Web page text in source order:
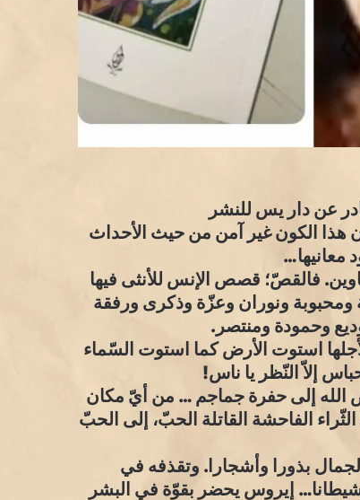
عن دار يس للنشر
كان هذا الكون غير آمن من حيث الأحداث
معانيها…
فالقصّ؛ قصص الإنس للأنثى فيها
ونوران وعزّة وذكرى ورفقة
وحمودة ومنتصر.
استوت الأرض كما استوت السّماء
إلاّ النّظر يا ناس!
الله إلى حفرة جماجم … من أيّ مكان
الفاحشة القاتلة الحبّ، إلى الحبّ
بذورا وأشجارا. وتقذفه في
إيروس يحضر بقوّة في البشر